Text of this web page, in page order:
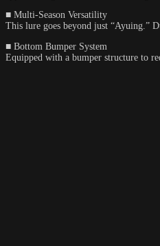
■ Multi-Season Versatility
This lure goes beyond just “Ayuing.”
■ Bottom Bumper System
Equipped with a bumper structure to